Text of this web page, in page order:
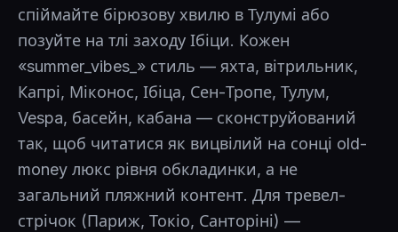
спіймайте бірюзову хвилю в Тулумі або
позуйте на тлі заходу Ібіци. Кожен
«summer_vibes_» стиль — яхта, вітрильник,
Капрі, Міконос, Ібіца, Сен-Тропе, Тулум,
Vespa, басейн, кабана — сконструйований
так, щоб читатися як вицвілий на сонці old-
money люкс рівня обкладинки, а не
загальний пляжний контент. Для тревел-
стрічок (Париж, Токіо, Санторіні) —